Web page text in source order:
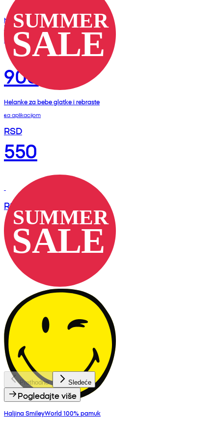
Majice kratkih rukava SmileyWorld
100% pamuk 2 komada
kratki rukavi
900
RSD
Helanke za bebe glatke i rebraste
sa aplikacijom
550
RSD
Haljina SmileyWorld 100% pamuk
Prethodno Sledeće
Pogledajte više